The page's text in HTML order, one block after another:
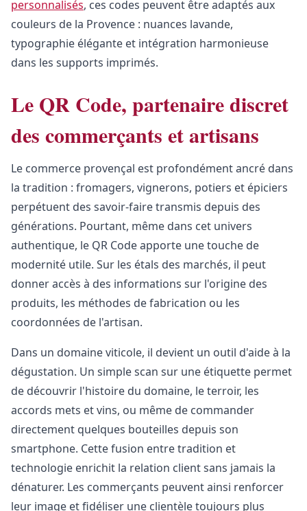
personnalisés, ces codes peuvent être adaptés aux
couleurs de la Provence : nuances lavande,
typographie élégante et intégration harmonieuse
dans les supports imprimés.
Le QR Code, partenaire discret
des commerçants et artisans
Le commerce provençal est profondément ancré dans
la tradition : fromagers, vignerons, potiers et épiciers
perpétuent des savoir-faire transmis depuis des
générations. Pourtant, même dans cet univers
authentique, le QR Code apporte une touche de
modernité utile. Sur les étals des marchés, il peut
donner accès à des informations sur l'origine des
produits, les méthodes de fabrication ou les
coordonnées de l'artisan.
Dans un domaine viticole, il devient un outil d'aide à la
dégustation. Un simple scan sur une étiquette permet
de découvrir l'histoire du domaine, le terroir, les
accords mets et vins, ou même de commander
directement quelques bouteilles depuis son
smartphone. Cette fusion entre tradition et
technologie enrichit la relation client sans jamais la
dénaturer. Les commerçants peuvent ainsi renforcer
leur image et fidéliser une clientèle toujours plus